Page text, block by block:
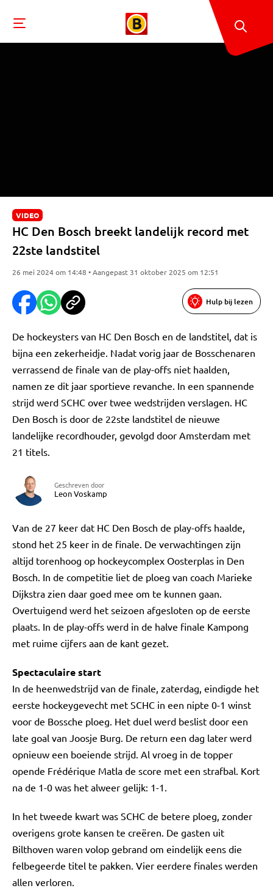
VIDEO
HC Den Bosch breekt landelijk record met
22ste landstitel
26 mei 2024 om 14:48 • Aangepast 31 oktober 2025 om 12:51
Hulp bij lezen
De hockeysters van HC Den Bosch en de landstitel, dat is
bijna een zekerheidje. Nadat vorig jaar de Bosschenaren
verrassend de finale van de play-offs niet haalden,
namen ze dit jaar sportieve revanche. In een spannende
strijd werd SCHC over twee wedstrijden verslagen. HC
Den Bosch is door de 22ste landstitel de nieuwe
landelijke recordhouder, gevolgd door Amsterdam met
21 titels.
Geschreven door
Leon Voskamp
Van de 27 keer dat HC Den Bosch de play-offs haalde,
stond het 25 keer in de finale. De verwachtingen zijn
altijd torenhoog op hockeycomplex Oosterplas in Den
Bosch. In de competitie liet de ploeg van coach Marieke
Dijkstra zien daar goed mee om te kunnen gaan.
Overtuigend werd het seizoen afgesloten op de eerste
plaats. In de play-offs werd in de halve finale Kampong
met ruime cijfers aan de kant gezet.
Spectaculaire start
In de heenwedstrijd van de finale, zaterdag, eindigde het
eerste hockeygevecht met SCHC in een nipte 0-1 winst
voor de Bossche ploeg. Het duel werd beslist door een
late goal van Joosje Burg. De return een dag later werd
opnieuw een boeiende strijd. Al vroeg in de topper
opende Frédérique Matla de score met een strafbal. Kort
na de 1-0 was het alweer gelijk: 1-1.
In het tweede kwart was SCHC de betere ploeg, zonder
overigens grote kansen te creëren. De gasten uit
Bilthoven waren volop gebrand om eindelijk eens die
felbegeerde titel te pakken. Vier eerdere finales werden
allen verloren.